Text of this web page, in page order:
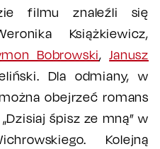
filmu znaleźli się
Książkiewicz,
Bobrowski,Janusz
Dla odmiany, w
obejrzeć romans
śpisz ze mną” w
Kolejną